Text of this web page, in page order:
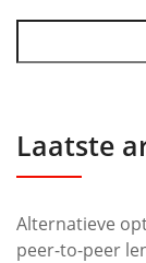
Laatste
Alternatieve
peer-to-peer